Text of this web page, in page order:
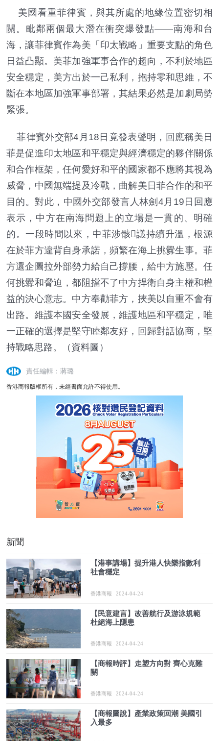
美國看重菲律賓，與其所處的地緣位置密切相
關。毗鄰兩個最大潛在衝突爆發點——南海和台
海，讓菲律賓作為美「印太戰略」重要支點的角色
日益凸顯。美菲加強軍事合作的趨向，不利於地區
安全穩定，美方出於一己私利，抱持零和思維，不
斷在本地區加強軍事部署，其結果必然是加劇局勢
緊張。
菲律賓外交部4月18日竟發表聲明，回應稱美日
菲是促進印太地區和平穩定與經濟穩定的夥伴關係
和合作框架，任何愛好和平的國家都不應將其視為
威脅，中國無端提及冷戰，曲解美日菲合作的和平
目的。對此，中國外交部發言人林劍4月19日回應
表示，中方在南海問題上的立場是一貫的、明確
的。一段時間以來，中菲涉骸議持續升溫，根源
在於菲方違背自身承諾，頻繁在海上挑釁生事。菲
方還企圖拉外部勢力給自己撐腰，給中方施壓。任
何挑釁和脅迫，都阻擋不了中方捍衛自身主權和權
益的決心意志。中方奉勸菲方，挾美以自重不會有
出路。維護本國安全發展，維護地區和平穩定，唯
一正確的選擇是堅守睦鄰友好，回歸對話協商，堅
持戰略思路。（資料圖）
責任編輯：蔣璐
香港商報版權所有，未經書面允許不得使用。
新聞
【港事講場】提升港人快樂指數利
社會穩定
香港商報 2024-04-24
【民意建言】改善航行及游泳規範
杜絕海上隱患
香港商報 2024-04-24
【商報時評】走塑方向對 齊心克難
關
香港商報 2024-04-24
【商報圖說】產業政策回潮 美國引
入最多